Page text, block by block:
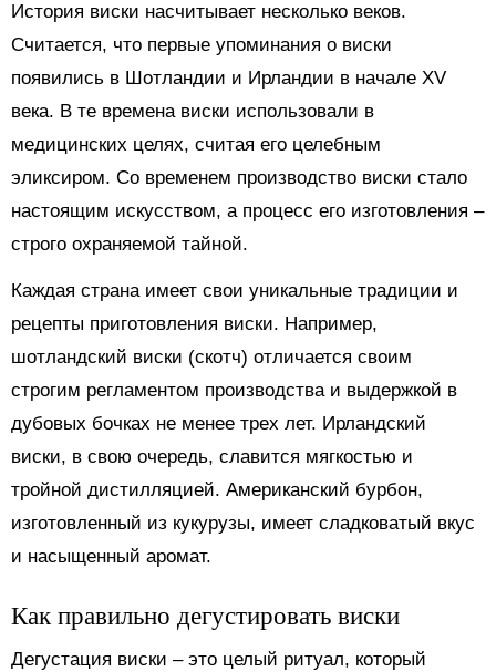
История виски насчитывает несколько веков.
Считается, что первые упоминания о виски
появились в Шотландии и Ирландии в начале XV
века. В те времена виски использовали в
медицинских целях, считая его целебным
эликсиром. Со временем производство виски стало
настоящим искусством, а процесс его изготовления –
строго охраняемой тайной.
Каждая страна имеет свои уникальные традиции и
рецепты приготовления виски. Например,
шотландский виски (скотч) отличается своим
строгим регламентом производства и выдержкой в
дубовых бочках не менее трех лет. Ирландский
виски, в свою очередь, славится мягкостью и
тройной дистилляцией. Американский бурбон,
изготовленный из кукурузы, имеет сладковатый вкус
и насыщенный аромат.
Как правильно дегустировать виски
Дегустация виски – это целый ритуал, который